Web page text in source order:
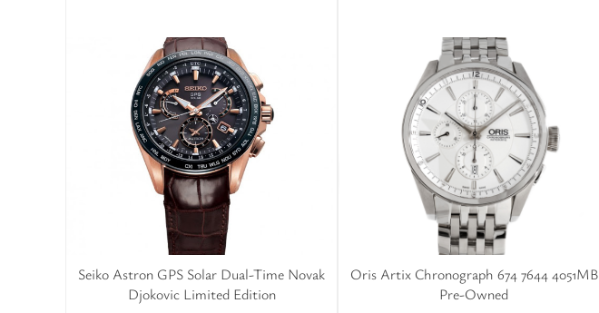
Seiko Astron GPS Solar Dual-Time Novak
Djokovic Limited Edition
Oris Artix Chronograph 674 7644 4051MB
Pre-Owned